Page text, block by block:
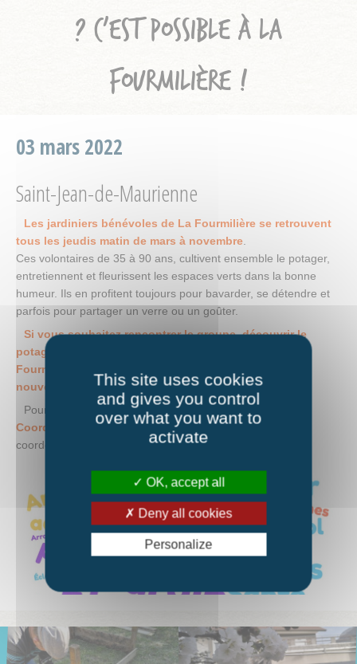
? C’EST POSSIBLE À LA
FOURMILIÈRE !
03 mars 2022
Saint-Jean-de-Maurienne
Les jardiniers bénévoles de La Fourmilière se retrouvent
tous les jeudis matin de mars à novembre
Ces volontaires de 35 à 90 ans, cultivent ensemble le potager,
entretiennent et fleurissent les espaces verts dans la bonne
humeur. Ils en profitent toujours pour bavarder, se détendre et
parfois pour partager un verre ou un goûter.
Si vous souhaitez rencontrer le groupe, découvrir le
potager et les espaces fleuris, RDV au jardin de La
Fourmilière les jeudis matin entre 9h00 et 11h30. Les
nouveaux jardiniers bénévoles sont les bienvenus!
Pour plus de renseignements,contacter Mélina Diot, la
Coordinatrice Jardin au 07 54 35 74 12 ou par mail
coordoseniors@fourmiliere-73.fr
This site uses cookies
and gives you control
over what you want to
activate
OK, accept all
Deny all cookies
Personalize